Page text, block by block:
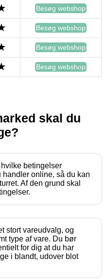
Besøg webshop
Besøg webshop
Besøg webshop
Besøg webshop
skal du
betingelser
online, så du kan
Af den grund skal
stort vareudvalg, og
type af vare. Du bør
for dig at du har
i blandt, udover blot